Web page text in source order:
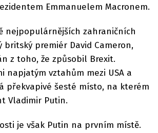
Emmanuelem Macronem.
nejpopulárnějších zahraničních
premiér David Cameron,
z toho, že způsobil Brexit.
napjatým vztahům mezi USA a
překvapivé šesté místo, na kterém
Vladimir Putin.
je však Putin na prvním místě.